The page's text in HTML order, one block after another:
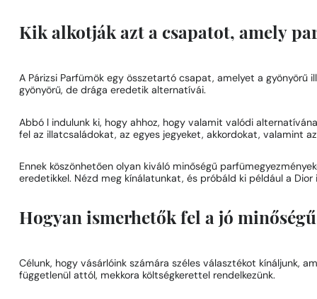
Kik alkotják azt a csapatot, amely
A Párizsi Parfümök egy összetartó csapat, amelyet a gyönyörű
gyönyörű, de drága eredetik alternatívái.
Abbó l indulunk ki, hogy ahhoz, hogy valamit valódi
fel az illatcsaládokat, az egyes jegyeket, akkordokat, valamint
Ennek köszönhetően olyan kiváló minőségű
eredetikkel. Nézd meg kínálatunkat, és próbáld ki például a
Hogyan ismerhetők fel a jó
Célunk, hogy vásárlóink számára széles választékot kínáljunk,
függetlenül attól, mekkora költségkerettel rendelkezünk.